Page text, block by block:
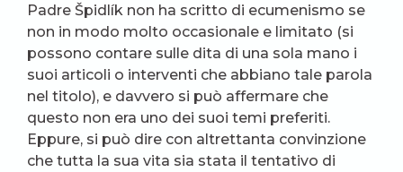
Padre Špidlík non ha scritto di ecumenismo se
non in modo molto occasionale e limitato (si
possono contare sulle dita di una sola mano i
suoi articoli o interventi che abbiano tale parola
nel titolo), e davvero si può affermare che
questo non era uno dei suoi temi preferiti.
Eppure, si può dire con altrettanta convinzione
che tutta la sua vita sia stata il tentativo di